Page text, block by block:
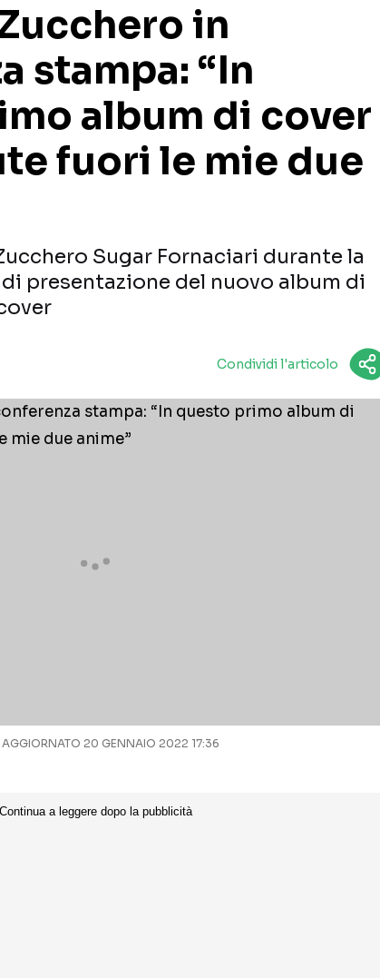
in
stampa: “In
album di cover
fuori le mie due
Sugar Fornaciari durante la
presentazione del nuovo album di
Condividi l'articolo
AGGIORNATO 20 GENNAIO 2022 17:36